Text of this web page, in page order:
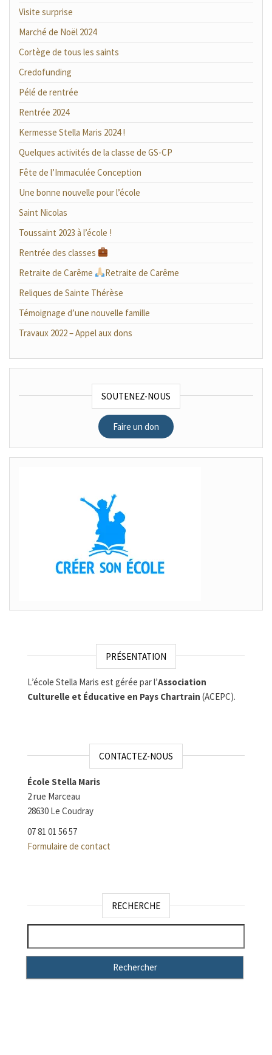
Visite surprise
Marché de Noël 2024
Cortège de tous les saints
Credofunding
Pélé de rentrée
Rentrée 2024
Kermesse Stella Maris 2024 !
Quelques activités de la classe de GS-CP
Fête de l’Immaculée Conception
Une bonne nouvelle pour l’école
Saint Nicolas
Toussaint 2023 à l’école !
Rentrée des classes
Retraite de Carême
Retraite de Carême
Reliques de Sainte Thérèse
Témoignage d’une nouvelle famille
Travaux 2022 – Appel aux dons
SOUTENEZ-NOUS
Faire un don
PRÉSENTATION
L’école Stella Maris est gérée par l’Association
Culturelle et Éducative en Pays Chartrain (ACEPC).
CONTACTEZ-NOUS
École Stella Maris
2 rue Marceau
28630 Le Coudray
07 81 01 56 57
Formulaire de contact
RECHERCHE